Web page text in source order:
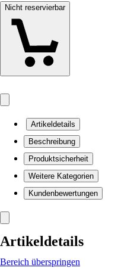
Nicht reservierbar
Artikeldetails
Beschreibung
Produktsicherheit
Weitere Kategorien
Kundenbewertungen
Artikeldetails
Bereich überspringen